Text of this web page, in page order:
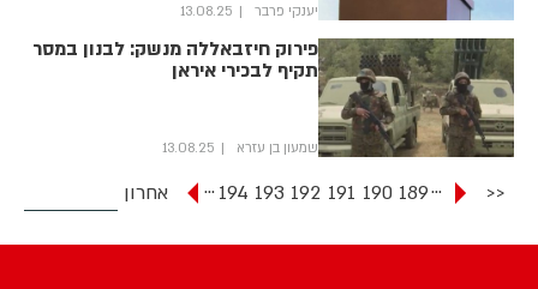
יענקי פרבר 13.08.25
פירוק חיזבאללה מנשק: לבנון במסר
תקיף לבכירי איראן
שמעון בן עזרא 13.08.25
<<
...
189
190
191
192
193
194
... אחרון